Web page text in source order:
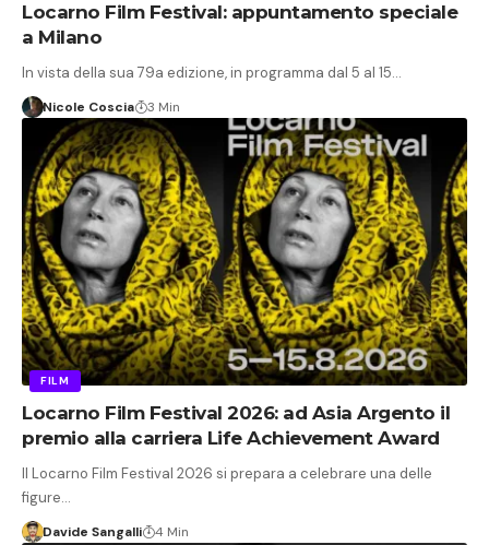
Locarno Film Festival: appuntamento speciale
a Milano
In vista della sua 79a edizione, in programma dal 5 al 15…
Nicole Coscia 3 Min
FILM
Locarno Film Festival 2026: ad Asia Argento il
premio alla carriera Life Achievement Award
Il Locarno Film Festival 2026 si prepara a celebrare una delle
figure…
Davide Sangalli 4 Min